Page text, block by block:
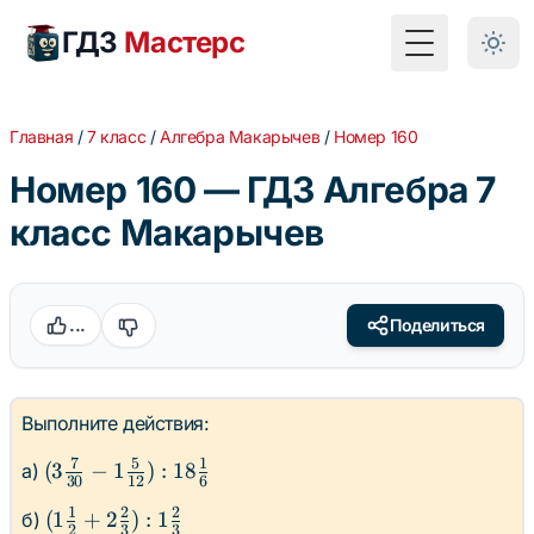
ГДЗ Мастерс Toggle Menu
Главная /7 класс /Алгебра Макарычев/ Номер 160
Номер 160 — ГДЗ Алгебра 7
класс Макарычев
... Поделиться
Выполните действия:
а) (3\frac{7}
1\frac{5}
(3 30
7 − 1 12
5 ) : 186
1
б) (1\frac{1}
(1 2
1 + 23
2 ) : 13
2